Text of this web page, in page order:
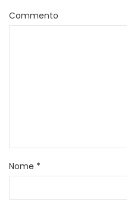
Commento
Nome *